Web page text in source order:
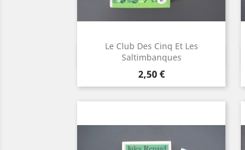
Le Club Des Cinq Et Les
Saltimbanques
Prix
2,50 €
Aperçu rapide